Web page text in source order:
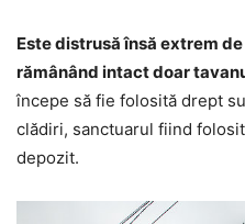
Este distrusă însă extrem
rămânând intact doar
începe să fie folosită drept
clădiri, sanctuarul fiind
depozit.